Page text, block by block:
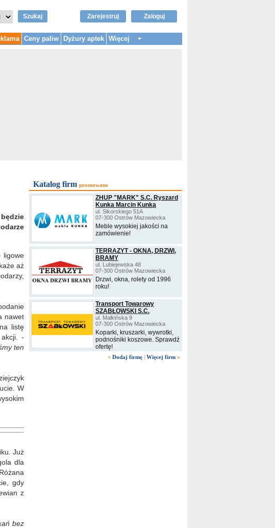
Szukaj Zaloguj
Zarejestruj
Ceny paliw Dyżury aptek Więcej
ligowe
aż
nawet
listę
-
ten
W
Już
dla
gdy
z
bez
Katalog firm promowane
ZHUP "MARK" S.C. Ryszard
Kunka Marcin Kunka
ul. Sikorskiego 51A
07-300 Ostrów Mazowiecka
Meble wysokiej jakości na
zamówienie!
TERRAZYT - OKNA, DRZWI,
BRAMY
ul. Lubiejewska 48
07-300 Ostrów Mazowiecka
Drzwi, okna, rolety od 1996
roku!
Transport Towarowy
SZABŁOWSKI S.C.
ul. Małkińska 9
07-300 Ostrów Mazowiecka
Koparki, kruszarki, wywrotki,
podnośniki koszowe. Sprawdź
ofertę!
+ Dodaj firmę | Więcej firm »